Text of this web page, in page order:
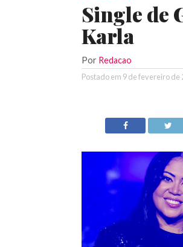
Single de
Karla
Por Redacao
Postado em 9 de fevereiro de